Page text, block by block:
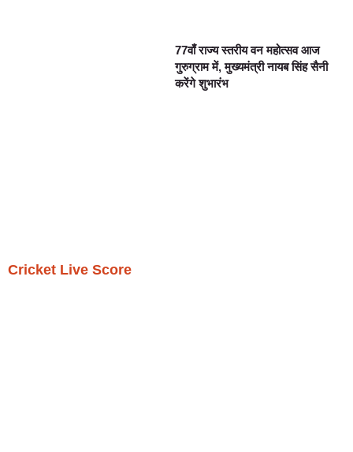
77वाँ राज्य स्तरीय वन महोत्सव आज
गुरुग्राम में, मुख्यमंत्री नायब सिंह सैनी
करेंगे शुभारंभ
Cricket Live Score